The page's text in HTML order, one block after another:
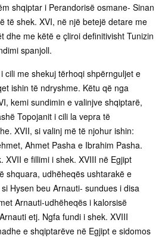
shqiptar i Perandorisë osmane- Sinan
të shek. XVI, në një betejë detare me
dhe me këtë e çliroi definitivisht Tunizin
spanjoll.
cili me shekuj tërhoqi shpërnguljet e
ishin të ndryshme. Këtu që nga
kemi sundimin e valinjve shqiptarë,
Topojanit i cili la vepra të
XVII, si valinj më të njohur ishin:
Ahmet Pasha e Ibrahim Pasha.
XVII e fillimi i shek. XVIII në Egjipt
shquara, udhëheqës ushtarakë e
Hysen beu Arnauti- sundues i disa
Arnauti-udhëheqës i kalorsisë
etj. Ngfa fundi i shek. XVIII
e shqiptarëve në Egjipt e sidomos